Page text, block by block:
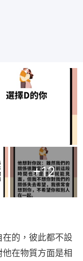
+12
的，彼此都不設
在物質方面是相